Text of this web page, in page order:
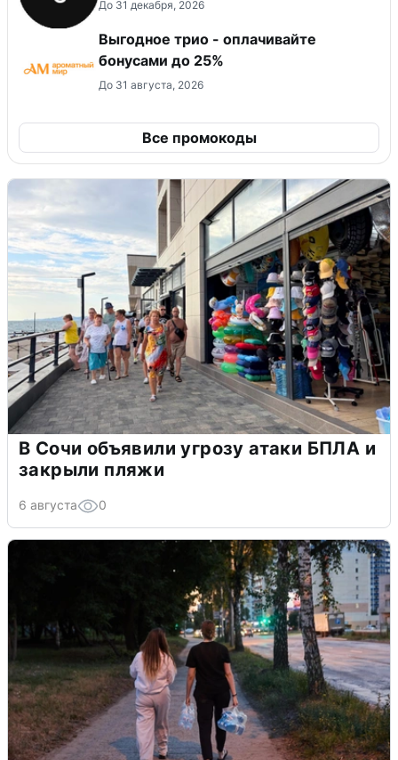
До 31 декабря, 2026
Выгодное трио - оплачивайте
бонусами до 25%
До 31 августа, 2026
Все промокоды
В Сочи объявили угрозу атаки БПЛА и
закрыли пляжи
6 августа 0